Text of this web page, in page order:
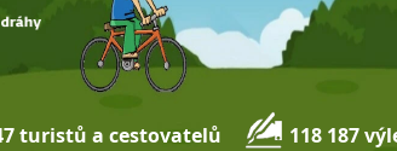
turistů a cestovatelů 118 187